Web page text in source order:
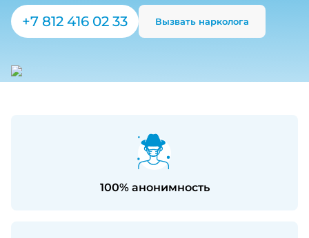
+7 812 416 02 33 Вызвать нарколога
100% анонимность